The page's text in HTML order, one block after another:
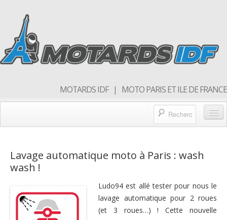
MOTARDS IDF | MOTO PARIS ET ILE DE FRANCE
Forum
Qui sommes nous
Rejoins nous
Lavage automatique moto à Paris : wash
wash !
Ludo94 est allé tester pour nous le
lavage automatique pour 2 roues
(et 3 roues…) ! Cette nouvelle